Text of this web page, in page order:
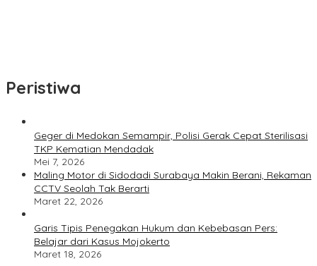
Peristiwa
Geger di Medokan Semampir, Polisi Gerak Cepat Sterilisasi
TKP Kematian Mendadak
Mei 7, 2026
Maling Motor di Sidodadi Surabaya Makin Berani, Rekaman
CCTV Seolah Tak Berarti
Maret 22, 2026
Garis Tipis Penegakan Hukum dan Kebebasan Pers:
Belajar dari Kasus Mojokerto
Maret 18, 2026